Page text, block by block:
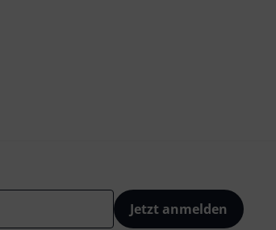
Jetzt anmelden